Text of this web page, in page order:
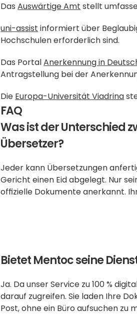
Das Auswärtige Amt stellt
uni-assist informiert über
Hochschulen erforderlich sind.
Das Portal Anerkennung in
Antragstellung bei der
Die Europa-Universität Viadrina
FAQ
Was ist der Unterschied
Übersetzer?
Jeder kann Übersetzungen
Gericht einen Eid abgelegt. Nur
offizielle Dokumente anerkannt.
Bietet Mentoc seine
Ja. Da unser Service zu 100 %
darauf zugreifen. Sie laden Ihre
Post, ohne ein Büro aufsuchen zu